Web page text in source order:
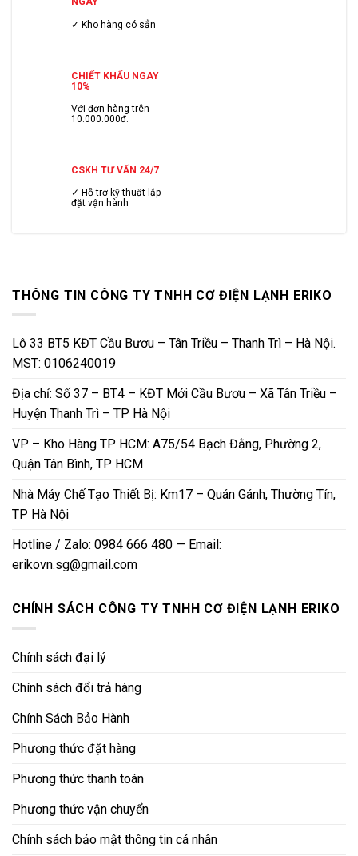
✓ Kho hàng có sẳn
CHIẾT KHẤU NGAY
10%
Với đơn hàng trên
10.000.000đ.
CSKH TƯ VẤN 24/7
✓ Hỗ trợ kỹ thuật lắp
đặt vận hành
THÔNG TIN CÔNG TY TNHH CƠ ĐIỆN LẠNH ERIKO
Lô 33 BT5 KĐT Cầu Bươu – Tân Triều – Thanh Trì – Hà Nội.
MST: 0106240019
Địa chỉ: Số 37 – BT4 – KĐT Mới Cầu Bươu – Xã Tân Triều –
Huyện Thanh Trì – TP Hà Nội
VP – Kho Hàng TP HCM: A75/54 Bạch Đằng, Phường 2,
Quận Tân Bình, TP HCM
Nhà Máy Chế Tạo Thiết Bị: Km17 – Quán Gánh, Thường Tín,
TP Hà Nội
Hotline / Zalo: 0984 666 480 — Email:
erikovn.sg@gmail.com
CHÍNH SÁCH CÔNG TY TNHH CƠ ĐIỆN LẠNH ERIKO
Chính sách đại lý
Chính sách đổi trả hàng
Chính Sách Bảo Hành
Phương thức đặt hàng
Phương thức thanh toán
Phương thức vận chuyển
Chính sách bảo mật thông tin cá nhân